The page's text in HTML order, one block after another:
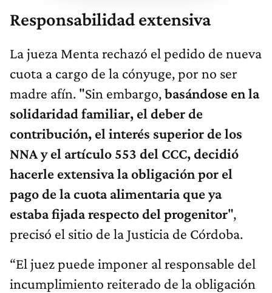
Responsabilidad extensiva
La jueza Menta rechazó el pedido de nueva
cuota a cargo de la cónyuge, por no ser
madre afín. "Sin embargo,basándose en la
solidaridad familiar, el deber de
contribución, el interés superior de los
NNA y el artículo 553 del CCC, decidió
hacerle extensiva la obligación por el
pago de la cuota alimentaria que ya
estaba fijada respecto del progenitor",
precisó el sitio de la Justicia de Córdoba.
“El juez puede imponer al responsable del
incumplimiento reiterado de la obligación